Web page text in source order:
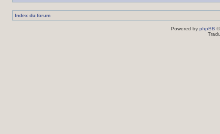
Index du forum
Powered by phpBB